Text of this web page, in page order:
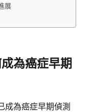
展
為癌症早期
成為癌症早期偵測